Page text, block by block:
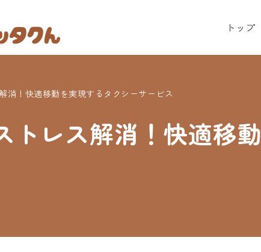
トップ
消！快適移動を実現するタクシーサービス
トレス解消！快適移